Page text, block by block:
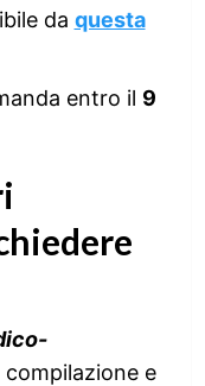
da questa
entro il 9
e